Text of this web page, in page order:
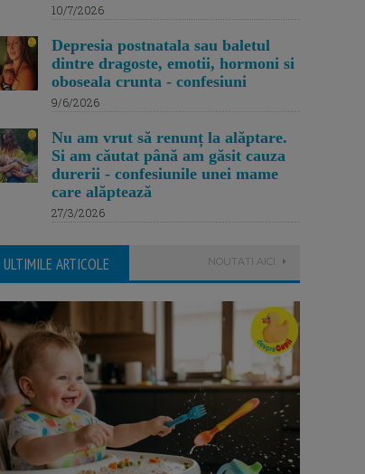
10/7/2026
Depresia postnatala sau baletul
dintre dragoste, emotii, hormoni si
oboseala crunta - confesiuni
9/6/2026
Nu am vrut să renunț la alăptare.
Si am căutat până am găsit cauza
durerii - confesiunile unei mame
care alăptează
27/3/2026
ULTIMILE ARTICOLE NOUTATI AICI